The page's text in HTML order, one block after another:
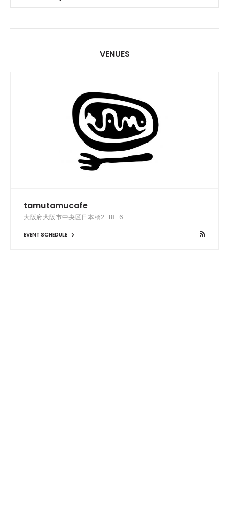
VENUES
tamutamucafe
大阪府大阪市中央区日本橋2-18-6
EVENT SCHEDULE